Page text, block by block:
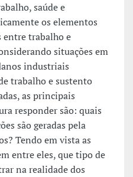
saúde e
os elementos
entre trabalho e
situações em
industriais
trabalho e sustento
as principais
responder são: quais
são geradas pela
Tendo em vista as
entre eles, que tipo de
na realidade dos